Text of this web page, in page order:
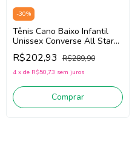
-30%
Tênis Cano Baixo Infantil
Unissex Converse All Star
CK1165 (Branco) Couro
Sintético
R$202,93 R$289,90
4 x de R$50,73 sem juros
Comprar